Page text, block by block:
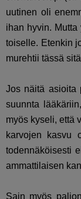
uutinen oli
ihan hyvin.
toiselle. Etenkin
murehtii tässä
Jos näitä asioita
suunnta
myös kyseli, että
karvojen kasvu
todennäköisesti
ammattilaisen
Sain myös